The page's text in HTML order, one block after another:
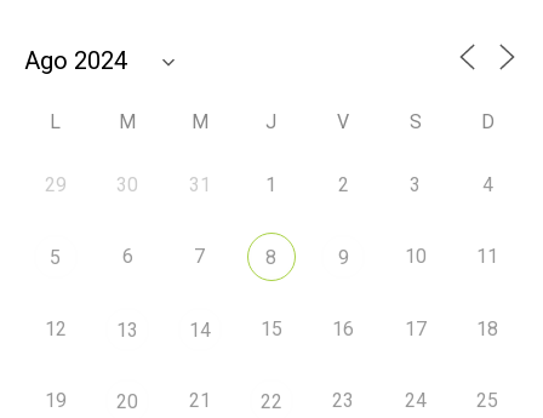
L M M J V S D
29 30 31 1 2 3 4
5 6 7 8 9 10 11
12 13 14 15 16 17 18
19 20 21 22 23 24 25